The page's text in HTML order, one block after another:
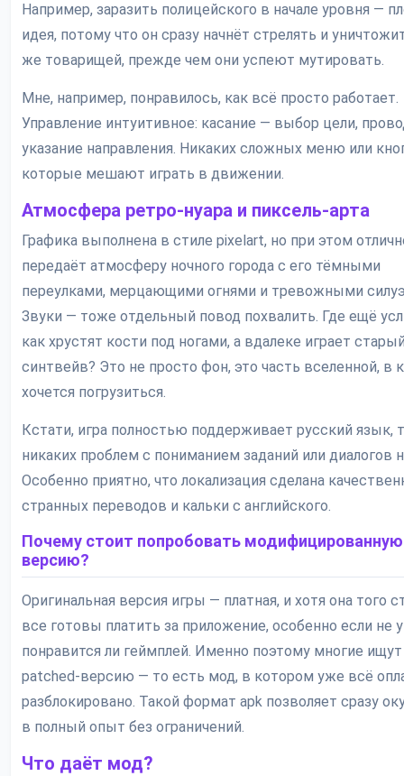
Например, заразить полицейского в начале уровня —
идея, потому что он сразу начнёт стрелять и
же товарищей, прежде чем они успеют мутировать.
Мне, например, понравилось, как всё просто работает.
Управление интуитивное: касание — выбор цели,
указание направления. Никаких сложных меню или
которые мешают играть в движении.
Атмосфера ретро-нуара и пиксель-арта
Графика выполнена в стиле pixelart, но при этом
передаёт атмосферу ночного города с его тёмными
переулками, мерцающими огнями и тревожными
Звуки — тоже отдельный повод похвалить. Где ещё
как хрустят кости под ногами, а вдалеке играет
синтвейв? Это не просто фон, это часть вселенной, в
хочется погрузиться.
Кстати, игра полностью поддерживает русский язык,
никаких проблем с пониманием заданий или диалогов
Особенно приятно, что локализация сделана
странных переводов и кальки с английского.
Почему стоит попробовать модифицированную
версию?
Оригинальная версия игры — платная, и хотя она того
все готовы платить за приложение, особенно если не
понравится ли геймплей. Именно поэтому многие ищут
patched-версию — то есть мод, в котором уже всё
разблокировано. Такой формат apk позволяет сразу
в полный опыт без ограничений.
Что даёт мод?